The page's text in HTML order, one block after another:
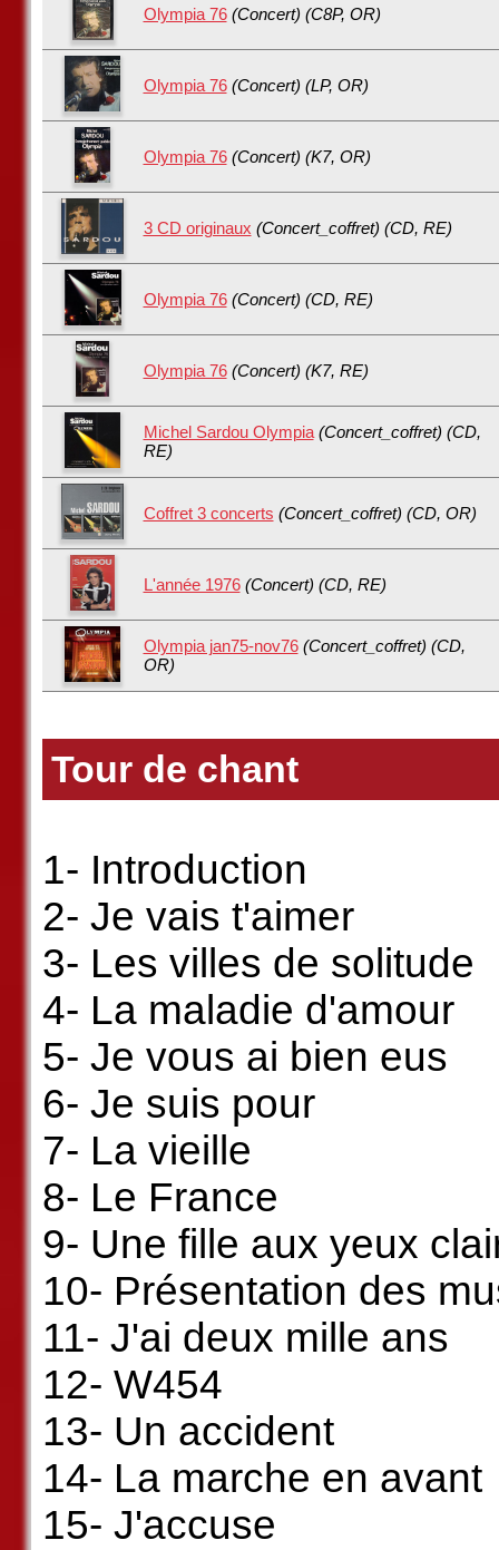
Olympia 76 (Concert) (C8P, OR)
Olympia 76 (Concert) (LP, OR)
Olympia 76 (Concert) (K7, OR)
3 CD originaux (Concert_coffret) (CD, RE)
Olympia 76 (Concert) (CD, RE)
Olympia 76 (Concert) (K7, RE)
Michel Sardou Olympia (Concert_coffret) (CD,
RE)
Coffret 3 concerts (Concert_coffret) (CD, OR)
L'année 1976 (Concert) (CD, RE)
Olympia jan75-nov76 (Concert_coffret) (CD,
OR)
Tour de chant
1- Introduction
2- Je vais t'aimer
3- Les villes de solitude
4- La maladie d'amour
5- Je vous ai bien eus
6- Je suis pour
7- La vieille
8- Le France
9- Une fille aux yeux
10- Présentation des
11- J'ai deux mille ans
12- W454
13- Un accident
14- La marche en avant
15- J'accuse